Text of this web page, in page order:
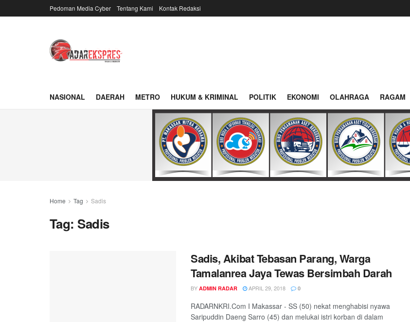
Pedoman Media Cyber Tentang Kami Kontak Redaksi
NASIONAL DAERAH METRO HUKUM & KRIMINAL POLITIK EKONOMI OLAHRAGA RAGAM
Home Tag Sadis
Tag: Sadis
Sadis, Akibat Tebasan Parang, Warga
Tamalanrea Jaya Tewas Bersimbah Darah
BY ADMIN RADAR APRIL 29, 2018 0
RADARNKRI.Com I Makassar - SS (50) nekat menghabisi nyawa
Saripuddin Daeng Sarro (45) dan melukai istri korban di dalam